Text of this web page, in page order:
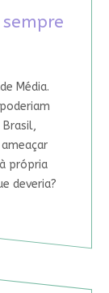
Média.
própria
deveria?